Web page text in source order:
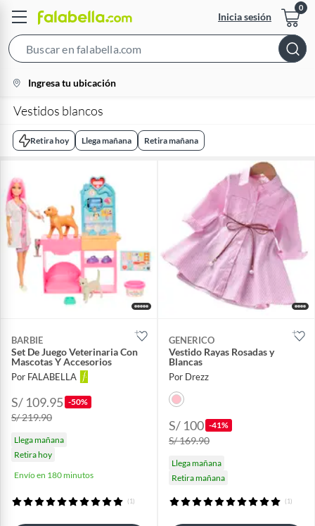
Inicia sesión
Bar
location-
icon
Ingresa tu ubicación
Vestidos blancos
Retira hoy Llega mañana Retira mañana
BARBIE
Set De Juego Veterinaria Con
Mascotas Y Accesorios
Por FALABELLA
S/ 109.95 -50%
S/ 219.90
Llega mañana
Retira hoy
Envío en 180 minutos
(1)
GENERICO
Vestido Rayas Rosadas y
Blancas
Por Drezz
S/ 100 -41%
S/ 169.90
Llega mañana
Retira mañana
(1)